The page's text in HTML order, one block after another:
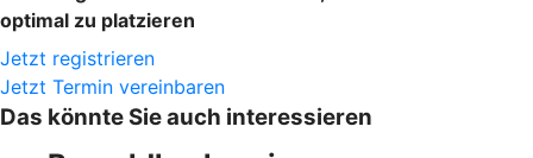
optimal zu platzieren
Jetzt registrieren
Jetzt Termin vereinbaren
Das könnte Sie auch interessieren